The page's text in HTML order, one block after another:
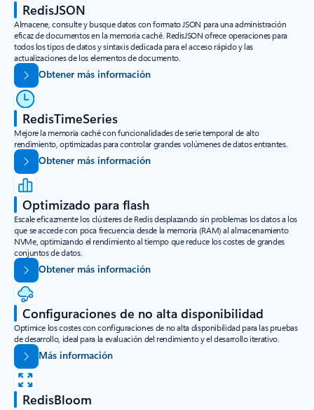
RedisJSON
Almacene, consulte y busque datos con formato JSON para una administración
eficaz de documentos en la memoria caché. RedisJSON ofrece operaciones para
todos los tipos de datos y sintaxis dedicada para el acceso rápido y las
actualizaciones de los elementos de documento.
Obtener más información
RedisTimeSeries
Mejore la memoria caché con funcionalidades de serie temporal de alto
rendimiento, optimizadas para controlar grandes volúmenes de datos entrantes.
Obtener más información
Optimizado para flash
Escale eficazmente los clústeres de Redis desplazando sin problemas los datos a los
que se accede con poca frecuencia desde la memoria (RAM) al almacenamiento
NVMe, optimizando el rendimiento al tiempo que reduce los costes de grandes
conjuntos de datos.
Obtener más información
Configuraciones de no alta disponibilidad
Optimice los costes con configuraciones de no alta disponibilidad para las pruebas
de desarrollo, ideal para la evaluación del rendimiento y el desarrollo iterativo.
Más información
RedisBloom